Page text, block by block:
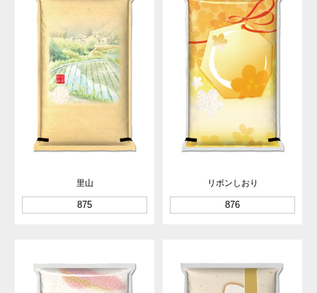
里山
875
リボンしおり
876